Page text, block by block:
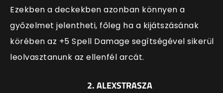
Ezekben a deckekben azonban könnyen a
győzelmet jelentheti, főleg ha a kijátszásának
körében az +5 Spell Damage segítségével sikerül
leolvasztanunk az ellenfél arcát.
2. ALEXSTRASZA